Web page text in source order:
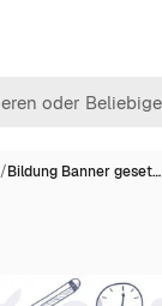
/Bildung Banner geset…